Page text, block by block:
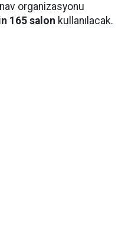
organizasyonu
165 salon kullanılacak.